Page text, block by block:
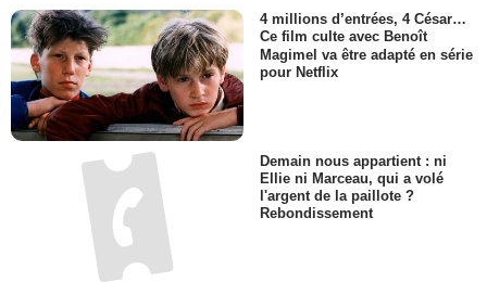
4 millions d’entrées, 4 César…
Ce film culte avec Benoît
Magimel va être adapté en série
pour Netflix
Demain nous appartient : ni
Ellie ni Marceau, qui a volé
l'argent de la paillote ?
Rebondissement